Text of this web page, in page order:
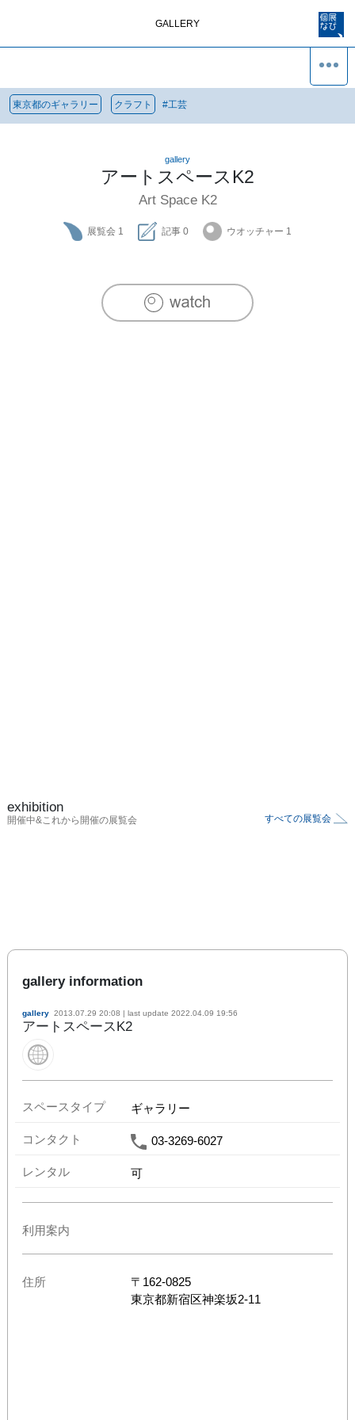
GALLERY
東京都のギャラリー クラフト #工芸
gallery
アートスペースK2
Art Space K2
展覧会 1 記事 0 ウオッチャー 1
exhibition
開催中&これから開催の展覧会 すべての展覧会
gallery information
gallery 2013.07.29 20:08 | last update 2022.04.09 19:56
アートスペースK2
スペースタイプ ギャラリー
コンタクト 03-3269-6027
レンタル 可
利用案内
住所 〒 162-0825
東京都新宿区神楽坂2-11